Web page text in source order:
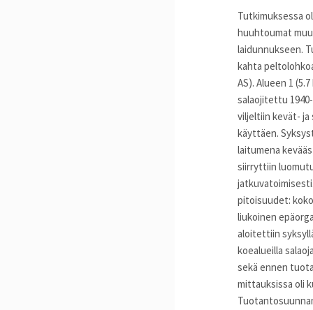
Tutkimuksessa
huuhtoumat
laidunnukseen.
kahta
AS). Alueen 1
salaojitettu
viljeltiin kevät- ja
käyttäen.
laitumena
siirryttiin
pitoisuudet:
liukoinen
aloitettiin
koealueilla
sekä ennen
mittauksissa oli